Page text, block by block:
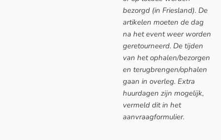
bezorgd (in Friesland). De
artikelen moeten de dag
na het event weer worden
geretourneerd. De tijden
van het ophalen/bezorgen
en terugbrengen/ophalen
gaan in overleg. Extra
huurdagen zijn mogelijk,
vermeld dit in het
aanvraagformulier.